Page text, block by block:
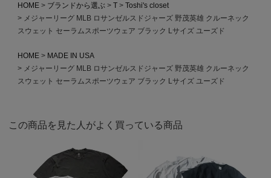
HOME ブランドから選ぶ T
Toshi's closet
メジャーリーグ MLB ロサンゼルスドジャーズ 野茂英雄 クルーネック
スウェット セーラムスポーツウェア ブラック Lサイズ ユーズド
HOME
MADE IN USA
メジャーリーグ MLB ロサンゼルスドジャーズ 野茂英雄 クルーネック
スウェット セーラムスポーツウェア ブラック Lサイズ ユーズド
この商品を見た人がよく買っている商品